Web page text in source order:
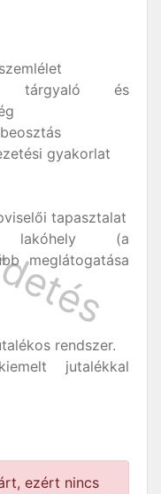
tárgyaló és
gyakorlat
tapasztalat
lakóhely (a
meglátogatása
rendszer.
jutalékkal
ezért nincs